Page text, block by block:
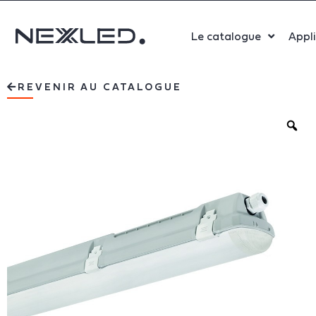
Le catalogue
Bureau
REVENIR AU CATALOGUE